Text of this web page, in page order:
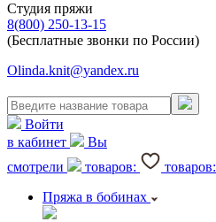
Студия пряжи
8(800) 250-13-15
(Бесплатные звонки по России)
Olinda.knit@yandex.ru
Войти
в кабинет
Вы
смотрели
товаров:
товаров:
Пряжа в бобинах